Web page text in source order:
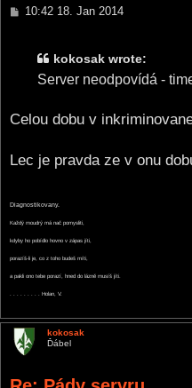
P10:42 18. Jan 2014
kokosak wrote:
Server neodpovídá -
Celou dobu v
Lec je pravda ze v onu
Diagnostikovany.
Každý moudrý má nač pomysliti,
kdyby ho pobídlo hovno v zápas jíti,
porazíš-li je, co z toho budeš míti,
a pakli ono tebe porazí, hned do lázně musíš jíti.
. . . . . . . . . Holan, V.
kokosak
Ďábel